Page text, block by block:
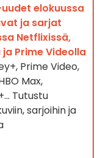
elokuussa
ja sarjat
Netflixissä,
Prime Videolla
Prime Video,
Max,
Tutustu
sarjoihin ja